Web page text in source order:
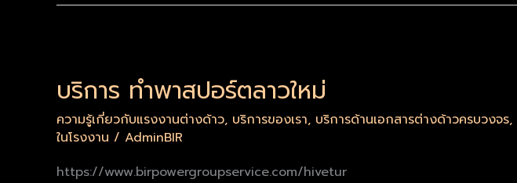
บริการ ทำพาสปอร์ตลาวใหม่
ความรู้เกี่ยวกับแรงงานต่างด้าว, บริการของเรา, บริการด้านเอกสารต่างด้าวครบวงจร,
ในโรงงาน / AdminBIR
https://www.birpowergroupservice.com/hivetur
พาส
ลาว
ใหม่